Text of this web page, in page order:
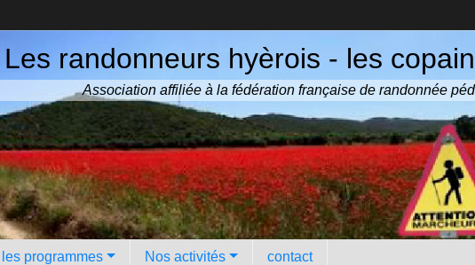
Les randonneurs hyèrois - les
Association affiliée à la fédération française de randonnée
programmes Nos activités contact